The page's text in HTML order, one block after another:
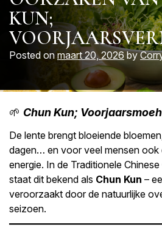
KUN;
Posted onmaart 20, 2026 by
🌱 Chun Kun;
De lente brengt bloeiende
dagen… en voor veel mensen ook
energie. In de Traditionele
staat dit bekend als Chun Kun –
veroorzaakt door de natuurlijke
seizoen.